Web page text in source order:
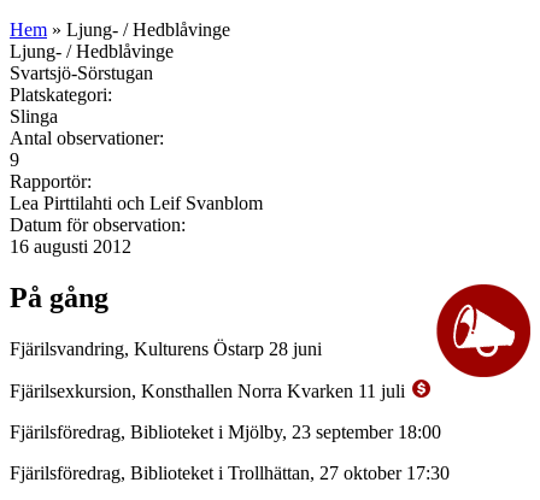
Hem » Ljung- / Hedblåvinge
Ljung- / Hedblåvinge
Svartsjö-Sörstugan
Platskategori:
Slinga
Antal observationer:
9
Rapportör:
Lea Pirttilahti och Leif Svanblom
Datum för observation:
16 augusti 2012
På gång
Fjärilsvandring, Kulturens Östarp 28 juni
Fjärilsexkursion, Konsthallen Norra Kvarken 11 juli
Fjärilsföredrag, Biblioteket i Mjölby, 23 september 18:00
Fjärilsföredrag, Biblioteket i Trollhättan, 27 oktober 17:30